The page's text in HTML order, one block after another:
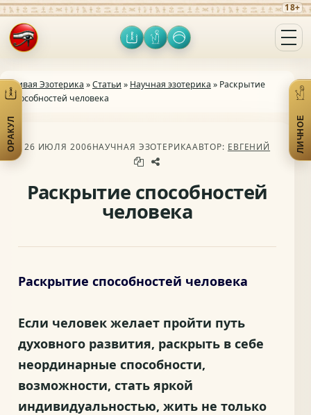
ОракулЛичноеВключить тёмную тему
18+
Открыть меню
ЛИЧНОЕ
ОРАКУЛОткрыть практики
Живая Эзотерика »Статьи » Научная эзотерика » Раскрытие
способностей человека
26 ИЮЛЯ 2006НАУЧНАЯ ЭЗОТЕРИКААВТОР: ЕВГЕНИЙ
Раскрытие способностей
человека
Раскрытие способностей человека
Если человек желает пройти путь
духовного развития, раскрыть в себе
неординарные способности,
возможности, стать яркой
индивидуальностью, жить не только